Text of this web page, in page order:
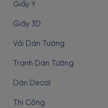
Giấy Ý
Giấy 3D
Vải Dán Tường
Tranh Dán Tường
Dán Decal
Thi Công